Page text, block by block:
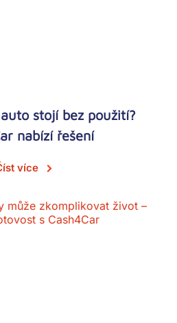
stojí bez použití?
nabízí řešení
více